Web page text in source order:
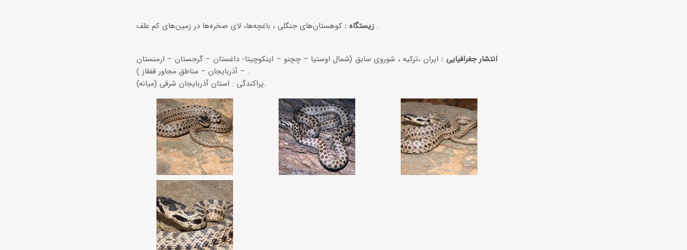
زیستگاه : كوهستان‌های جنگلی ، باغچه‌ها، ‌لای صخره‌ها در زمین‌های كم علف .
انتشار جغرافیایی : ایران ،‌تركیه ، شوروی سابق (شمال اوستیا – چچنو – اینكوچیتا- داغستان – گرجستان – ارمنستان
– آذربایجان – مناطق مجاور قفقاز ) .
پراكندگی : استان آذربایجان شرقی (میانه).